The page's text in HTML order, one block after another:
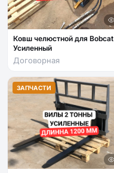
Ковш челюстной для Bobcat
Усиленный
Договорная
ЗАПЧАСТИ